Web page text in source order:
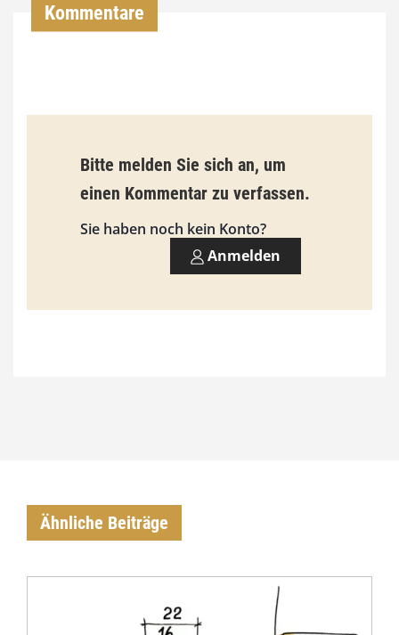
9
3
0
0
Kommentare
Bitte melden Sie sich an, um
einen Kommentar zu verfassen.
Sie haben noch kein Konto?
Anmelden
Ähnliche Beiträge